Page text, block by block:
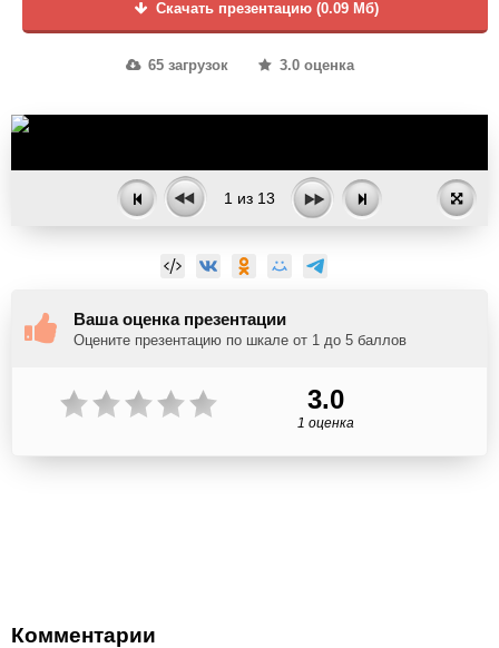
Скачать презентацию (0.09 Мб)
65 загрузок 3.0 оценка
1 из 13
Ваша оценка презентации
Оцените презентацию по шкале от 1 до 5 баллов
3.0
1 оценка
Комментарии